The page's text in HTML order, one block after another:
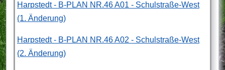
Harpstedt - B-PLAN NR.46 A01 - Schulstraße-West
(1. Änderung)
Harpstedt - B-PLAN NR.46 A02 - Schulstraße-West
(2. Änderung)